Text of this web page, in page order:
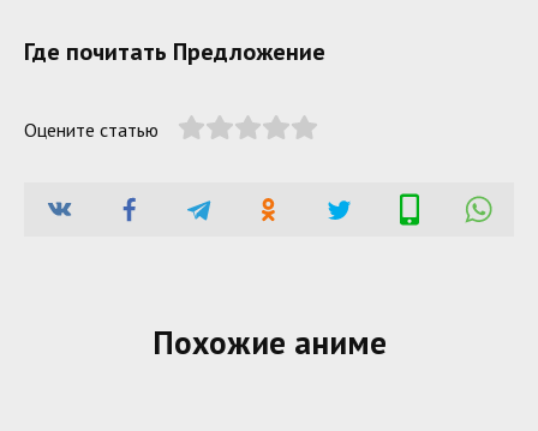
Где почитать Предложение
Оцените статью
Похожие аниме